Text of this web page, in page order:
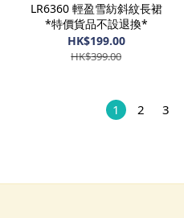
LR6360 輕盈雪紡斜紋長裙
*特價貨品不設退換*
HK$199.00
HK$399.00
1 2 3